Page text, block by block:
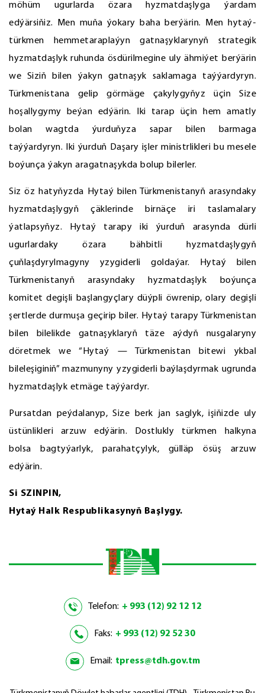
möhüm ugurlarda özara hyzmatdaşlyga ýardam
edýärsiňiz. Men muňa ýokary baha berýärin. Men hytaý-
türkmen hemmetaraplaýyn gatnaşyklarynyň strategik
hyzmatdaşlyk ruhunda ösdürilmegine uly ähmiýet berýärin
we Siziň bilen ýakyn gatnaşyk saklamaga taýýardyryn.
Türkmenistana gelip görmäge çakylygyňyz üçin Size
hoşallygymy beýan edýärin. Iki tarap üçin hem amatly
bolan wagtda ýurduňyza sapar bilen barmaga
taýýardyryn. Iki ýurduň Daşary işler ministrlikleri bu mesele
boýunça ýakyn aragatnaşykda bolup bilerler.
Siz öz hatyňyzda Hytaý bilen Türkmenistanyň arasyndaky
hyzmatdaşlygyň çäklerinde birnäçe iri taslamalary
ýatlapsyňyz. Hytaý tarapy iki ýurduň arasynda dürli
ugurlardaky özara bähbitli hyzmatdaşlygyň
çuňlaşdyrylmagyny yzygiderli goldaýar. Hytaý bilen
Türkmenistanyň arasyndaky hyzmatdaşlyk boýunça
komitet degişli başlangyçlary düýpli öwrenip, olary degişli
şertlerde durmuşa geçirip biler. Hytaý tarapy Türkmenistan
bilen bilelikde gatnaşyklaryň täze aýdyň nusgalaryny
döretmek we “Hytaý — Türkmenistan bitewi ykbal
bileleşiginiň” mazmunyny yzygiderli baýlaşdyrmak ugrunda
hyzmatdaşlyk etmäge taýýardyr.
Pursatdan peýdalanyp, Size berk jan saglyk, işiňizde uly
üstünlikleri arzuw edýärin. Dostlukly türkmen halkyna
bolsa bagtyýarlyk, parahatçylyk, gülläp ösüş arzuw
edýärin.
Si SZINPIN,
Hytaý Halk Respublikasynyň Başlygy.
Telefon: + 993 (12) 92 12 12
Faks: + 993 (12) 92 52 30
Email: tpress@tdh.gov.tm